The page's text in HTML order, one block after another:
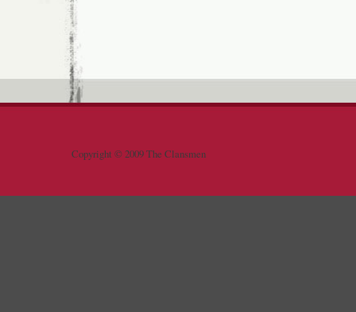
Copyright © 2009 The Clansmen